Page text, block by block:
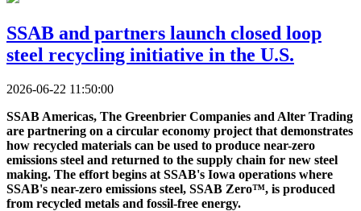
SSAB and partners launch closed loop
steel recycling initiative in the U.S.
2026-06-22 11:50:00
SSAB Americas, The Greenbrier Companies and Alter Trading
are partnering on a circular economy project that demonstrates
how recycled materials can be used to produce near-zero
emissions steel and returned to the supply chain for new steel
making. The effort begins at SSAB's Iowa operations where
SSAB's near-zero emissions steel, SSAB Zero™, is produced
from recycled metals and fossil-free energy.